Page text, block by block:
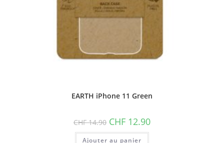
EARTH iPhone 11 Green
CHF14.90 Le
prix
initial
était :
CHF 12.90Le
Ajouter au panier